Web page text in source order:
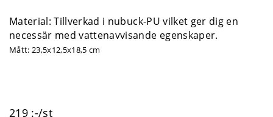
Material: Tillverkad i nubuck-PU vilket ger dig en
necessär med vattenavvisande egenskaper.
Mått: 23,5x12,5x18,5 cm
219 :-/st